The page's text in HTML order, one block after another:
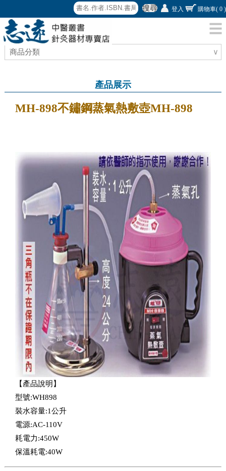
搜尋 登入 購物車( 0 )
商品分類 ∨
產品展示
MH-898不鏽鋼蒸氣熱敷壺MH-898
【產品說明】
型號:WH898
裝水容量:1公升
電源:AC-110V
耗電力:450W
保溫耗電:40W